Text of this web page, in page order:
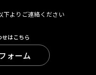
置物を。
物を。
イテムを紹介。
下よりご連絡ください
はこちら
ォーム